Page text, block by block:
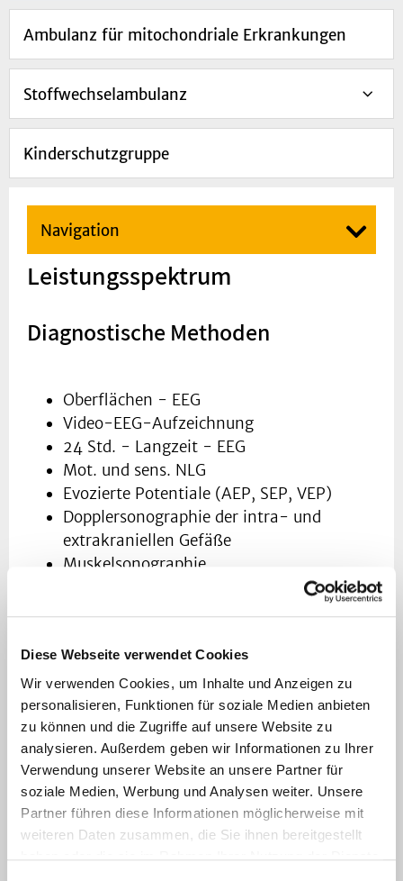
Diese Webseite verwendet Cookies
Wir verwenden Cookies, um Inhalte und Anzeigen zu
personalisieren, Funktionen für soziale Medien anbieten
zu können und die Zugriffe auf unsere Website zu
analysieren. Außerdem geben wir Informationen zu Ihrer
Verwendung unserer Website an unsere Partner für
soziale Medien, Werbung und Analysen weiter. Unsere
Partner führen diese Informationen möglicherweise mit
weiteren Daten zusammen, die Sie ihnen bereitgestellt
haben oder die sie im Rahmen Ihrer Nutzung der Dienste
Ambulanz für mitochondriale Erkrankungen
Stoffwechselambulanz
Kinderschutzgruppe
Navigation
Leistungsspektrum
Diagnostische Methoden
Oberflächen - EEG
Video-EEG-Aufzeichnung
24 Std. - Langzeit - EEG
Mot. und sens. NLG
Evozierte Potentiale (AEP, SEP, VEP)
Dopplersonographie der intra- und
extrakraniellen Gefäße
Muskelsonographie
Stoffwechsel
Bildgebenden Verfahren
In Zusammenarbeit mit demInstitut für
Radiologie des Universitätsklinikumssämtliche
bildgebenden Verfahren für das ZNS:
Ultraschall
CCT